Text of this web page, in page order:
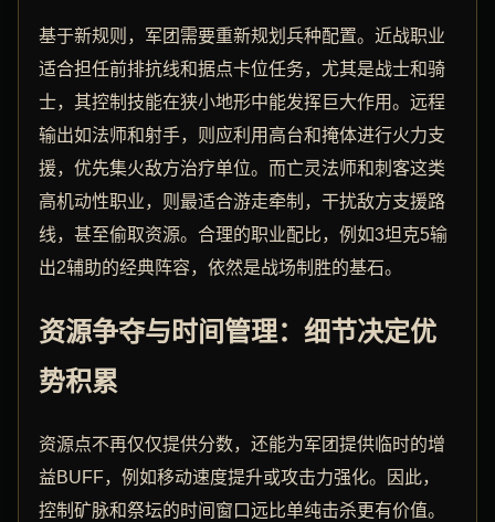
基于新规则，军团需要重新规划兵种配置。近战职业
适合担任前排抗线和据点卡位任务，尤其是战士和骑
士，其控制技能在狭小地形中能发挥巨大作用。远程
输出如法师和射手，则应利用高台和掩体进行火力支
援，优先集火敌方治疗单位。而亡灵法师和刺客这类
高机动性职业，则最适合游走牵制，干扰敌方支援路
线，甚至偷取资源。合理的职业配比，例如3坦克5输
出2辅助的经典阵容，依然是战场制胜的基石。
资源争夺与时间管理：细节决定优
势积累
资源点不再仅仅提供分数，还能为军团提供临时的增
益BUFF，例如移动速度提升或攻击力强化。因此，
控制矿脉和祭坛的时间窗口远比单纯击杀更有价值。